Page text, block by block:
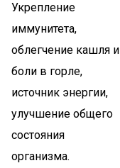
Укрепление
иммунитета,
облегчение кашля и
боли в горле,
источник энергии,
улучшение общего
состояния
организма.